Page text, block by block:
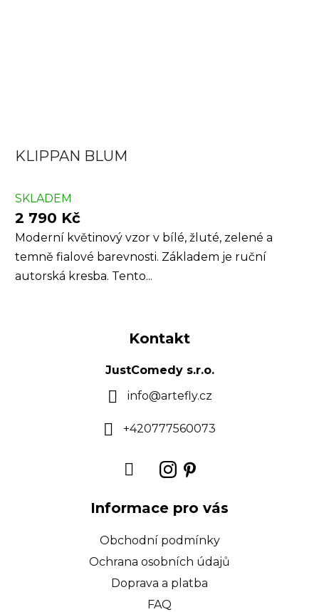
KLIPPAN BLUM
SKLADEM
2 790 Kč
Moderní květinový vzor v bílé, žluté, zelené a
temně fialové barevnosti. Základem je ruční
autorská kresba. Tento...
Kontakt
JustComedy s.r.o.
info@artefly.cz
+420777560073
Informace pro vás
Obchodní podmínky
Ochrana osobních údajů
Doprava a platba
FAQ